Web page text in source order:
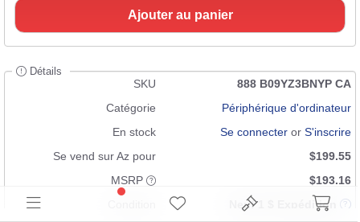
Ajouter au panier
Détails
SKU
888 B09YZ3BNYP CA
Catégorie
Périphérique d'ordinateur
En stock
Se connecter or S'inscrire
Se vend sur Az pour
$199.55
MSRP
$193.16
Neuf 1 $ Expédition